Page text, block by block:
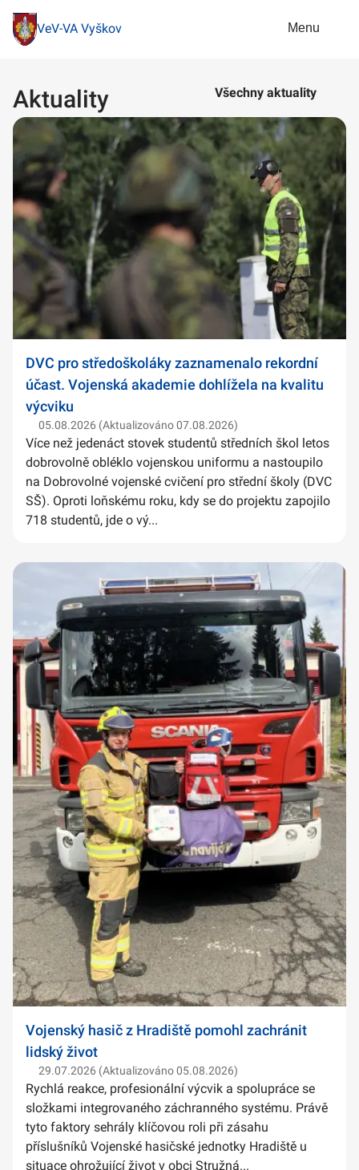
VeV-VA Vyškov Menu
Aktuality Všechny aktuality
DVC pro středoškoláky zaznamenalo rekordní
účast. Vojenská akademie dohlížela na kvalitu
výcviku
05.08.2026 (Aktualizováno 07.08.2026)
Více než jedenáct stovek studentů středních škol letos
dobrovolně obléklo vojenskou uniformu a nastoupilo
na Dobrovolné vojenské cvičení pro střední školy (DVC
SŠ). Oproti loňskému roku, kdy se do projektu zapojilo
718 studentů, jde o vý...
Vojenský hasič z Hradiště pomohl zachránit
lidský život
29.07.2026 (Aktualizováno 05.08.2026)
Rychlá reakce, profesionální výcvik a spolupráce se
složkami integrovaného záchranného systému. Právě
tyto faktory sehrály klíčovou roli při zásahu
příslušníků Vojenské hasičské jednotky Hradiště u
situace ohrožující život v obci Stružná...